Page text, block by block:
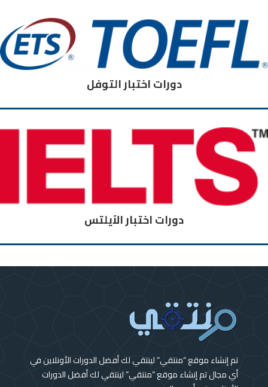
دورات اختبار التوفل
دورات اختبار الآيلتس
تم إنشاء موقع “منتقي” لينتقي لك أفضل الدورات الأونلاين في
أي مجال تم إنشاء موقع “منتقي” لينتقي لك أفضل الدورات